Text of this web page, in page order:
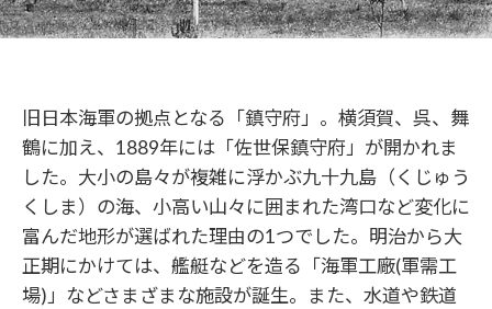
旧日本海軍の拠点となる「鎮守府」。横須賀、呉、舞
鶴に加え、1889年には「佐世保鎮守府」が開かれま
した。大小の島々が複雑に浮かぶ九十九島（くじゅう
くしま）の海、小高い山々に囲まれた湾口など変化に
富んだ地形が選ばれた理由の1つでした。明治から大
正期にかけては、艦艇などを造る「海軍工廠(軍需工
場)」などさまざまな施設が誕生。また、水道や鉄道